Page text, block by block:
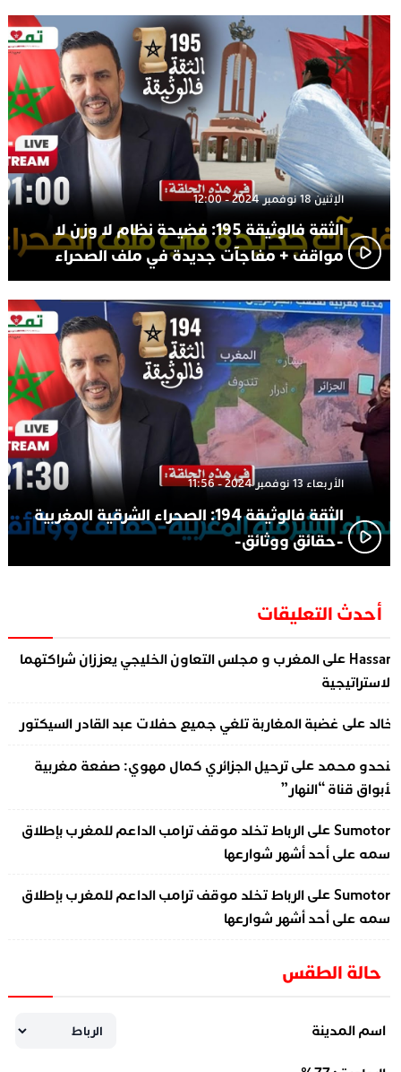
الإثنين 18 نوفمبر 2024 - 12:00
الثقة فالوثيقة 195: فضيحة نظام لا وزن لا
مواقف + مفاجآت جديدة في ملف الصحراء
الأربعاء 13 نوفمبر 2024 - 11:56
الثقة فالوثيقة 194: الصحراء الشرقية المغربية
-حقائق ووثائق-
أحدث التعليقات
علىالمغرب و مجلس التعاون الخليجي يعززان شراكتهما
علىغضبة المغاربة تلغي جميع حفلات عبد القادر السيكتور
محمدعلىترحيل الجزائري كمال مهوي: صفعة مغربية
قناة “النهار”
علىالرباط تخلد موقف ترامب الداعم للمغرب بإطلاق
على أحد أشهر شوارعها
علىالرباط تخلد موقف ترامب الداعم للمغرب بإطلاق
على أحد أشهر شوارعها
حالة الطقس
اسم المدينة